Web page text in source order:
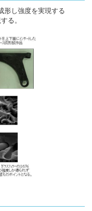
形し強度を実現する
る。